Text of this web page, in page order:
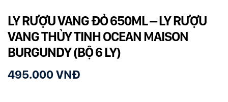
LY RƯỢU VANG ĐỎ 650ML – LY RƯỢU
VANG THỦY TINH OCEAN MAISON
BURGUNDY (BỘ 6 LY)
495.000VNĐ